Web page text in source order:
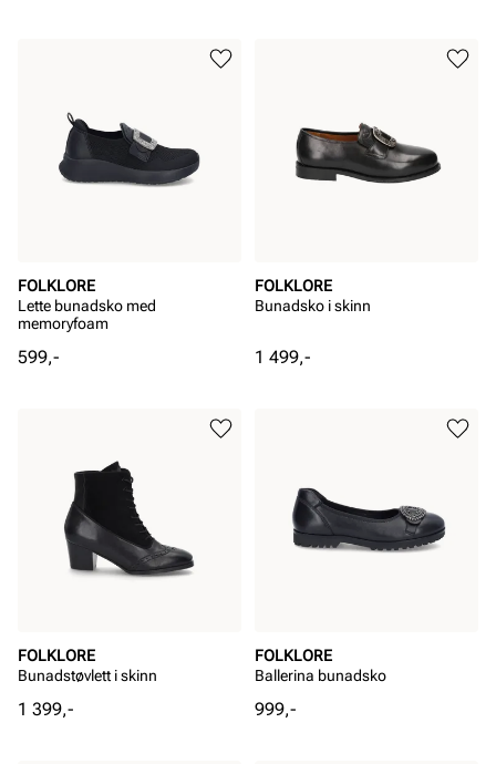
FOLKLORE
Lette bunadsko med
memoryfoam
Pris
599,-
FOLKLORE
Bunadsko i skinn
Pris
1 499,-
FOLKLORE
Bunadstøvlett i skinn
Pris
1 399,-
FOLKLORE
Ballerina bunadsko
Pris
999,-